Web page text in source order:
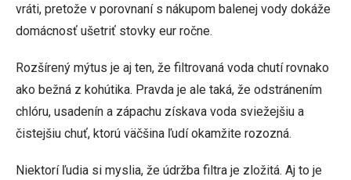
vráti, pretože v porovnaní s nákupom balenej vody dokáže
domácnosť ušetriť stovky eur ročne.
Rozšírený mýtus je aj ten, že filtrovaná voda chutí rovnako
ako bežná z kohútika. Pravda je ale taká, že odstránením
chlóru, usadenín a zápachu získava voda sviežejšiu a
čistejšiu chuť, ktorú väčšina ľudí okamžite rozozná.
Niektorí ľudia si myslia, že údržba filtra je zložitá. Aj to je